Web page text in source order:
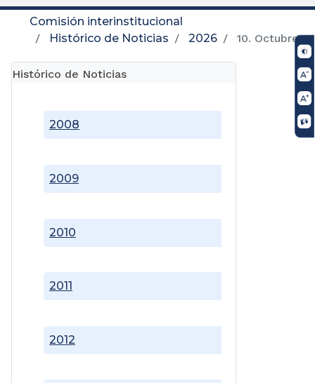
Comisión interinstitucional
Histórico de Noticias
2026 10. Octubre
Histórico de Noticias
2008
2009
2010
2011
2012